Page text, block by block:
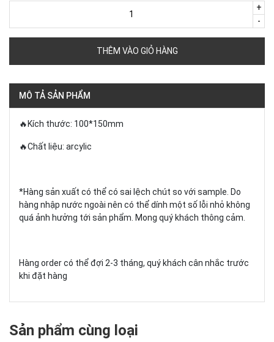
-
+
THÊM VÀO GIỎ HÀNG
MÔ TẢ SẢN PHẨM
🔥Kích thước: 100*150mm
🔥Chất liệu: arcylic
*Hàng sản xuất có thể có sai lệch chút so với sample. Do
hàng nhập nước ngoài nên có thể dính một số lỗi nhỏ không
quá ảnh hưởng tới sản phẩm. Mong quý khách thông cảm.
Hàng order có thể đợi 2-3 tháng, quý khách cân nhắc trước
khi đặt hàng
Sản phẩm cùng loại